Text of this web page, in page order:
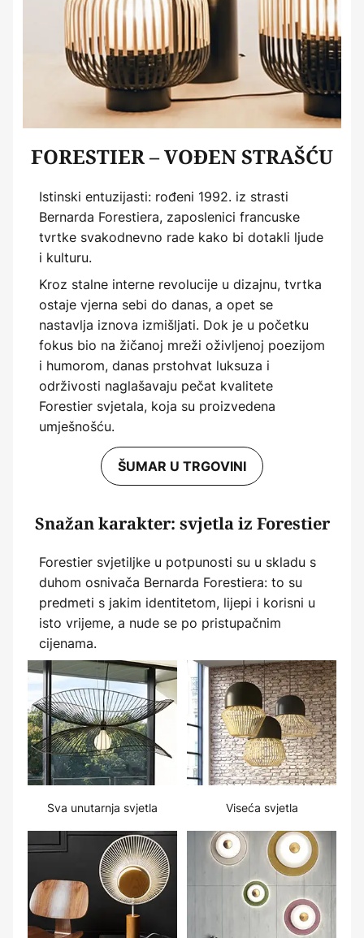
FORESTIER – VOĐEN STRAŠĆU
Istinski entuzijasti: rođeni 1992. iz strasti
Bernarda Forestiera, zaposlenici francuske
tvrtke svakodnevno rade kako bi dotakli ljude
i kulturu.
Kroz stalne interne revolucije u dizajnu, tvrtka
ostaje vjerna sebi do danas, a opet se
nastavlja iznova izmišljati. Dok je u početku
fokus bio na žičanoj mreži oživljenoj poezijom
i humorom, danas prstohvat luksuza i
održivosti naglašavaju pečat kvalitete
Forestier svjetala, koja su proizvedena
umješnošću.
ŠUMAR U TRGOVINI
Snažan karakter: svjetla iz Forestier
Forestier svjetiljke u potpunosti su u skladu s
duhom osnivača Bernarda Forestiera: to su
predmeti s jakim identitetom, lijepi i korisni u
isto vrijeme, a nude se po pristupačnim
cijenama.
Sva unutarnja svjetla Viseća svjetla